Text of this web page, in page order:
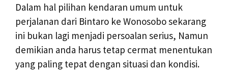
Dalam hal pilihan kendaran umum untuk
perjalanan dari Bintaro ke Wonosobo sekarang
ini bukan lagi menjadi persoalan serius, Namun
demikian anda harus tetap cermat menentukan
yang paling tepat dengan situasi dan kondisi.